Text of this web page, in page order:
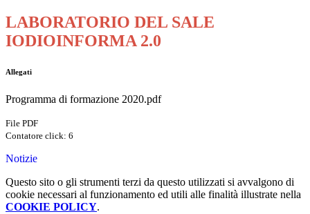
LABORATORIO DEL SALE
IODIOINFORMA 2.0
Allegati
Programma di formazione 2020.pdf
File PDF
Contatore click: 6
Notizie
Questo sito o gli strumenti terzi da questo utilizzati si avvalgono di
cookie necessari al funzionamento ed utili alle finalità illustrate nella
COOKIE POLICY.